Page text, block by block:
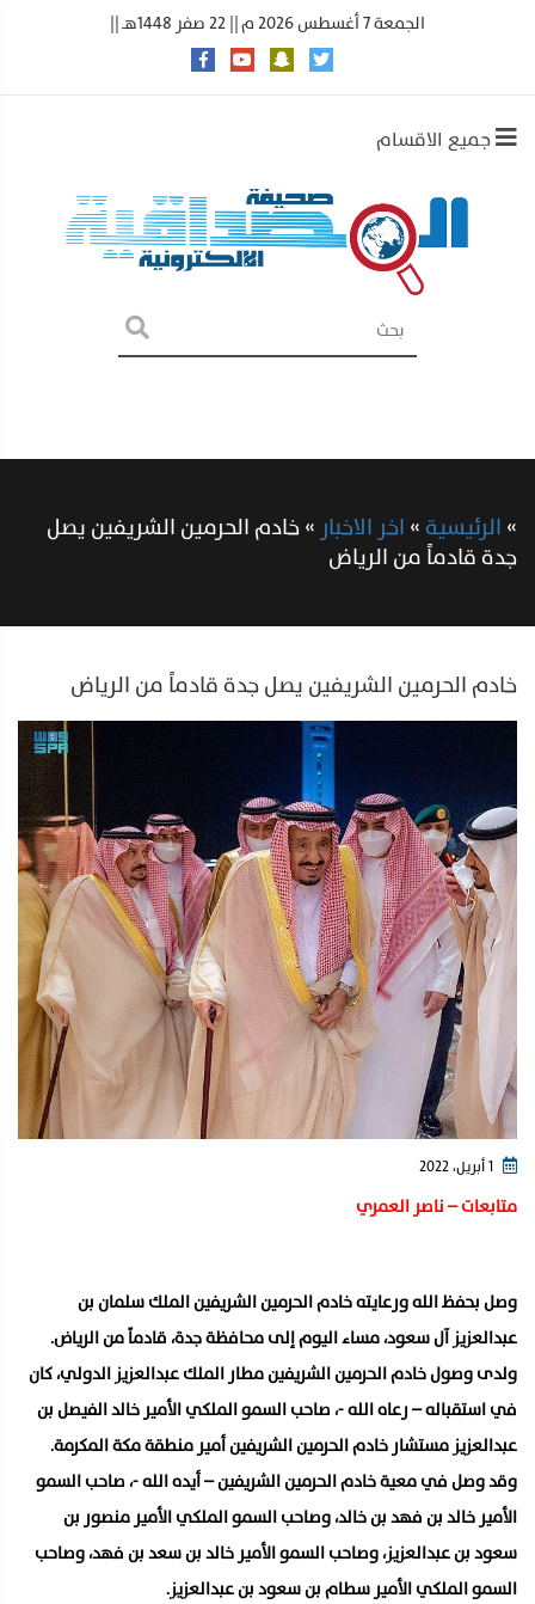
الجمعة 7 أغسطس 2026 م || 22 صفر 1448هـ ||
جميع الاقسام
»الرئيسية»اخر الاخبار »خادم الحرمين الشريفين يصل
جدة قادماً من الرياض
خادم الحرمين الشريفين يصل جدة قادماً من الرياض
متابعات – ناصر العمري
وصل بحفظ الله ورعايته خادم الحرمين الشريفين الملك سلمان بن
عبدالعزيز آل سعود، مساء اليوم إلى محافظة جدة، قادماً من الرياض.
ولدى وصول خادم الحرمين الشريفين مطار الملك عبدالعزيز الدولي، كان
في استقباله – رعاه الله -، صاحب السمو الملكي الأمير خالد الفيصل بن
عبدالعزيز مستشار خادم الحرمين الشريفين أمير منطقة مكة المكرمة.
وقد وصل في معية خادم الحرمين الشريفين – أيده الله -، صاحب السمو
الأمير خالد بن فهد بن خالد، وصاحب السمو الملكي الأمير منصور بن
سعود بن عبدالعزيز، وصاحب السمو الأمير خالد بن سعد بن فهد، وصاحب
السمو الملكي الأمير سطام بن سعود بن عبدالعزيز.